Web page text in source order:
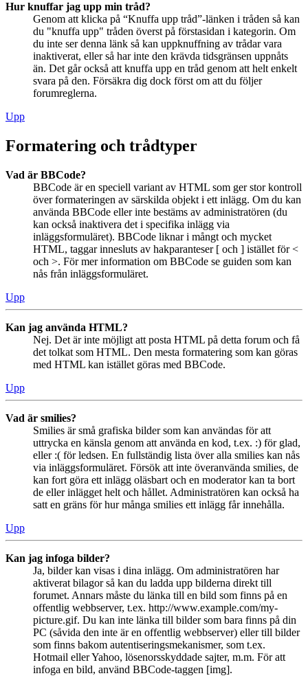
Hur knuffar jag upp min tråd?
Genom att klicka på “Knuffa upp tråd”-länken i tråden så kan
du "knuffa upp" tråden överst på förstasidan i kategorin. Om
du inte ser denna länk så kan uppknuffning av trådar vara
inaktiverat, eller så har inte den krävda tidsgränsen uppnåts
än. Det går också att knuffa upp en tråd genom att helt enkelt
svara på den. Försäkra dig dock först om att du följer
forumreglerna.
Upp
Formatering och trådtyper
Vad är BBCode?
BBCode är en speciell variant av HTML som ger stor kontroll
över formateringen av särskilda objekt i ett inlägg. Om du kan
använda BBCode eller inte bestäms av administratören (du
kan också inaktivera det i specifika inlägg via
inläggsformuläret). BBCode liknar i mångt och mycket
HTML, taggar innesluts av hakparanteser [ och ] istället för <
och >. För mer information om BBCode se guiden som kan
nås från inläggsformuläret.
Upp
Kan jag använda HTML?
Nej. Det är inte möjligt att posta HTML på detta forum och få
det tolkat som HTML. Den mesta formatering som kan göras
med HTML kan istället göras med BBCode.
Upp
Vad är smilies?
Smilies är små grafiska bilder som kan användas för att
uttrycka en känsla genom att använda en kod, t.ex. :) för glad,
eller :( för ledsen. En fullständig lista över alla smilies kan nås
via inläggsformuläret. Försök att inte överanvända smilies, de
kan fort göra ett inlägg oläsbart och en moderator kan ta bort
de eller inlägget helt och hållet. Administratören kan också ha
satt en gräns för hur många smilies ett inlägg får innehålla.
Upp
Kan jag infoga bilder?
Ja, bilder kan visas i dina inlägg. Om administratören har
aktiverat bilagor så kan du ladda upp bilderna direkt till
forumet. Annars måste du länka till en bild som finns på en
offentlig webbserver, t.ex. http://www.example.com/my-
picture.gif. Du kan inte länka till bilder som bara finns på din
PC (såvida den inte är en offentlig webbserver) eller till bilder
som finns bakom autentiseringsmekanismer, som t.ex.
Hotmail eller Yahoo, lösenorsskyddade sajter, m.m. För att
infoga en bild, använd BBCode-taggen [img].